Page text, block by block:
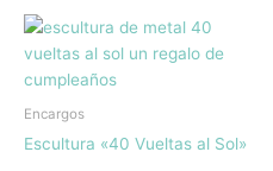
Encargos
Escultura «40 Vueltas al Sol»